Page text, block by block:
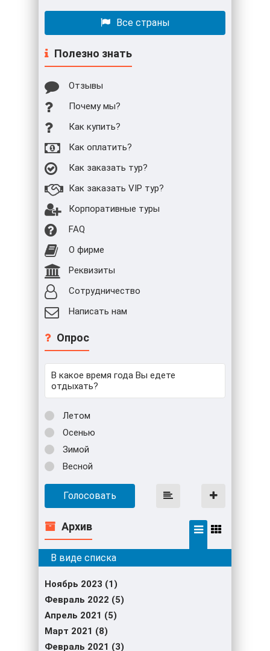
Все страны
Полезно знать
Отзывы
Почему мы?
Как купить?
Как оплатить?
Как заказать тур?
Как заказать VIP тур?
Корпоративные туры
FAQ
О фирме
Реквизиты
Сотрудничество
Написать нам
Опрос
В какое время года Вы едете
отдыхать?
Летом
Осенью
Зимой
Весной
Голосовать
Архив
Ноябрь 2023 (1)
Февраль 2022 (5)
Апрель 2021 (5)
Март 2021 (8)
Февраль 2021 (3)